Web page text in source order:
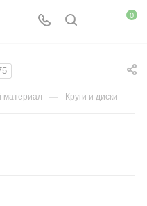
0
материал — Круги и диски